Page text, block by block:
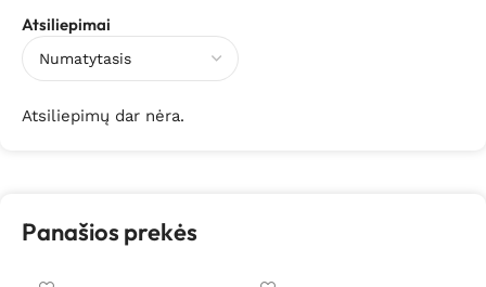
Atsiliepimai
Atsiliepimų dar nėra.
Panašios prekės